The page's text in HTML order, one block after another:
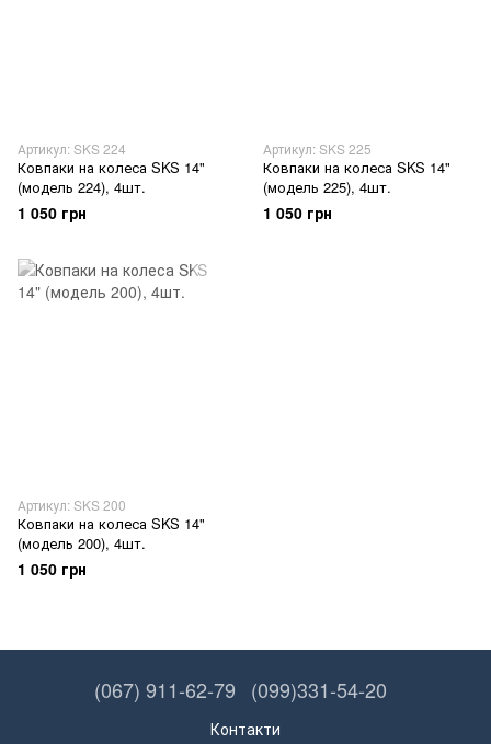
Артикул: SKS 224
Ковпаки на колеса SKS 14"
(модель 224), 4шт.
1 050 грн
Артикул: SKS 225
Ковпаки на колеса SKS 14"
(модель 225), 4шт.
1 050 грн
Артикул: SKS 200
Ковпаки на колеса SKS 14"
(модель 200), 4шт.
1 050 грн
(067) 911-62-79 (099)331-54-20
Контакти